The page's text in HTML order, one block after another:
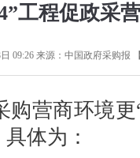
工程促政采
09:26来源： 中国政府采购报
购营商环境更
体为：